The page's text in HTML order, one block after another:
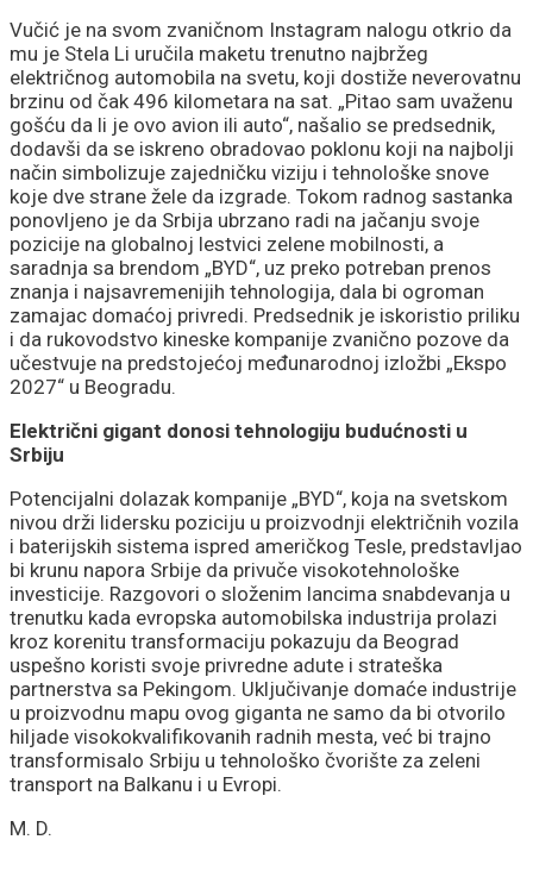
Vučić je na svom zvaničnom Instagram nalogu otkrio da
mu je Stela Li uručila maketu trenutno najbržeg
električnog automobila na svetu, koji dostiže neverovatnu
brzinu od čak 496 kilometara na sat. „Pitao sam uvaženu
gošću da li je ovo avion ili auto“, našalio se predsednik,
dodavši da se iskreno obradovao poklonu koji na najbolji
način simbolizuje zajedničku viziju i tehnološke snove
koje dve strane žele da izgrade. Tokom radnog sastanka
ponovljeno je da Srbija ubrzano radi na jačanju svoje
pozicije na globalnoj lestvici zelene mobilnosti, a
saradnja sa brendom „BYD“, uz preko potreban prenos
znanja i najsavremenijih tehnologija, dala bi ogroman
zamajac domaćoj privredi. Predsednik je iskoristio priliku
i da rukovodstvo kineske kompanije zvanično pozove da
učestvuje na predstojećoj međunarodnoj izložbi „Ekspo
2027“ u Beogradu.
Električni gigant donosi tehnologiju budućnosti u
Srbiju
Potencijalni dolazak kompanije „BYD“, koja na svetskom
nivou drži lidersku poziciju u proizvodnji električnih vozila
i baterijskih sistema ispred američkog Tesle, predstavljao
bi krunu napora Srbije da privuče visokotehnološke
investicije. Razgovori o složenim lancima snabdevanja u
trenutku kada evropska automobilska industrija prolazi
kroz korenitu transformaciju pokazuju da Beograd
uspešno koristi svoje privredne adute i strateška
partnerstva sa Pekingom. Uključivanje domaće industrije
u proizvodnu mapu ovog giganta ne samo da bi otvorilo
hiljade visokokvalifikovanih radnih mesta, već bi trajno
transformisalo Srbiju u tehnološko čvorište za zeleni
transport na Balkanu i u Evropi.
M. D.